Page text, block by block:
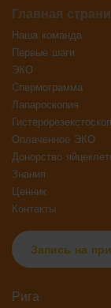
Рига
Главная
Наша команда
Первые шаги
ЭКО
Спермограмма
Лапароскопия
Оплаченное ЭКО
Донорство
Знания
Ценник
Контакты
Запись на